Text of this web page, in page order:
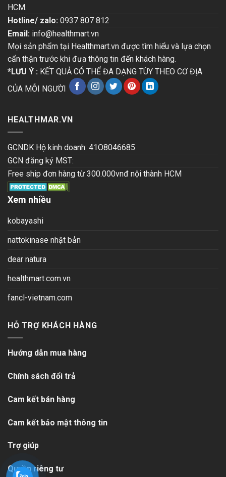
HCM.
Hotline/ zalo: 0937 807 812
Email: info@healthmart.vn
Mọi sản phẩm tại Healthmart.vn được tìm hiểu và lựa chọn
cẩn thận trước khi đưa thông tin đến khách hàng.
*LƯU Ý : KẾT QUẢ CÓ THỂ ĐA DẠNG TÙY THEO CƠ ĐỊA
CỦA MỖI NGƯỜI
HEALTHMAR.VN
GCNDK Hộ kinh doanh: 41O8046685
GCN đăng ký MST:
Free ship đơn hàng từ 300.000vnđ nội thành HCM
Xem nhiều
kobayashi
nattokinase nhật bản
dear natura
healthmart.com.vn
fancl-vietnam.com
HỖ TRỢ KHÁCH HÀNG
Hướng dẫn mua hàng
Chính sách đổi trả
Cam kết bán hàng
Cam kết bảo mật thông tin
Trợ giúp
Quyền riêng tư